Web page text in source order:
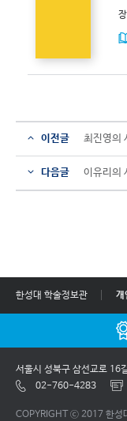
이전글 최진영의
다음글 이유리의
한성대 학술정보관 개
서울시 성북구 삼선교로 16
02-760-4283
COPYRIGHT ⓒ 2017 한성